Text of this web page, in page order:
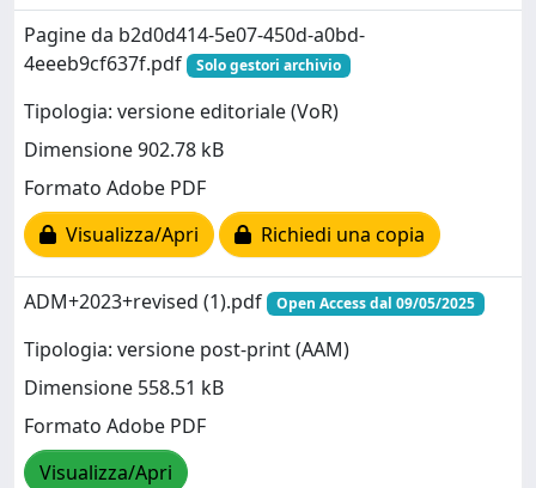
Pagine da b2d0d414-5e07-450d-a0bd-
4eeeb9cf637f.pdf
Solo gestori archivio
Tipologia: versione editoriale (VoR)
Dimensione 902.78 kB
Formato Adobe PDF
Visualizza/Apri
Richiedi una copia
ADM+2023+revised (1).pdf Open Access dal 09/05/2025
Tipologia: versione post-print (AAM)
Dimensione 558.51 kB
Formato Adobe PDF
Visualizza/Apri